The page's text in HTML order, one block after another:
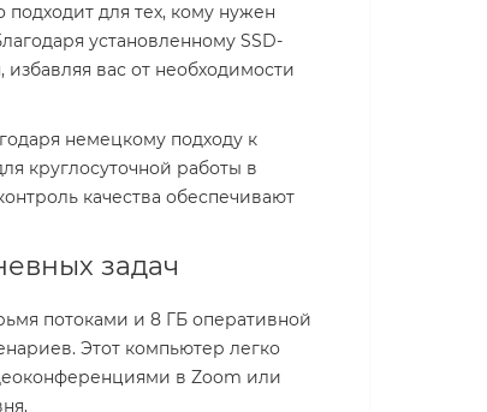
для тех, кому нужен
установленному SSD-
вас от необходимости
немецкому подходу к
круглосуточной работы в
качества обеспечивают
задач
потоками и 8 ГБ оперативной
Этот компьютер легко
в Zoom или